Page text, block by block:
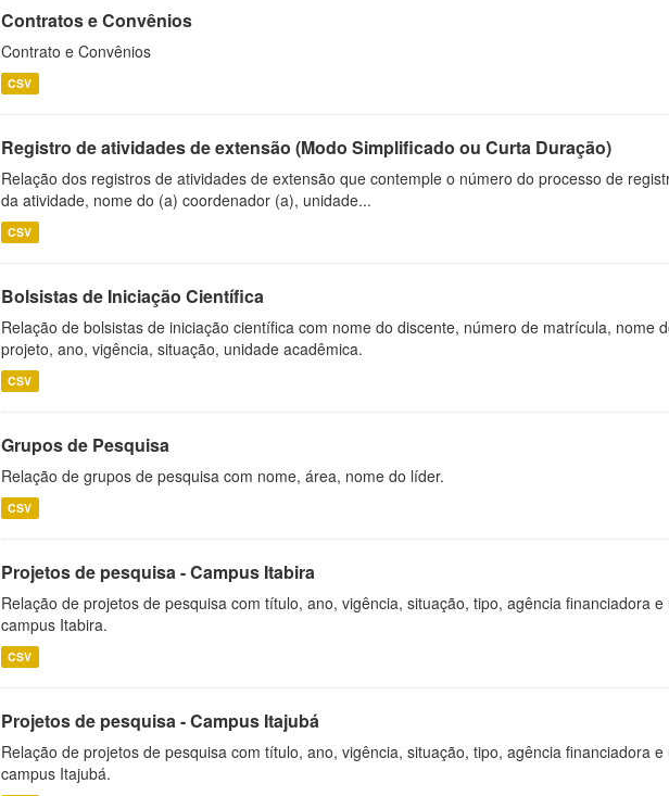
Contratos e Convênios
Contrato e Convênios
CSV
Registro de atividades de extensão (Modo Simplificado ou Curta Duração)
Relação dos registros de atividades de extensão que contemple o número do processo de
da atividade, nome do (a) coordenador (a), unidade...
CSV
Bolsistas de Iniciação Científica
Relação de bolsistas de iniciação científica com nome do discente, número de matrícula, nome
projeto, ano, vigência, situação, unidade acadêmica.
CSV
Grupos de Pesquisa
Relação de grupos de pesquisa com nome, área, nome do líder.
CSV
Projetos de pesquisa - Campus Itabira
Relação de projetos de pesquisa com título, ano, vigência, situação, tipo, agência financiadora
campus Itabira.
CSV
Projetos de pesquisa - Campus Itajubá
Relação de projetos de pesquisa com título, ano, vigência, situação, tipo, agência financiadora
campus Itajubá.